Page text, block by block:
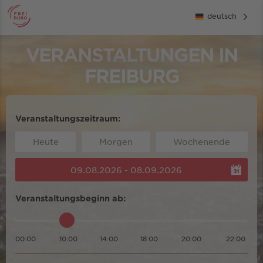
deutsch
VERANSTALTUNGEN IN
FREIBURG
Veranstaltungszeitraum:
Heute Morgen Wochenende
09.08.2026 - 08.09.2026
Veranstaltungsbeginn ab:
00:00 10:00 14:00 18:00 20:00 22:00